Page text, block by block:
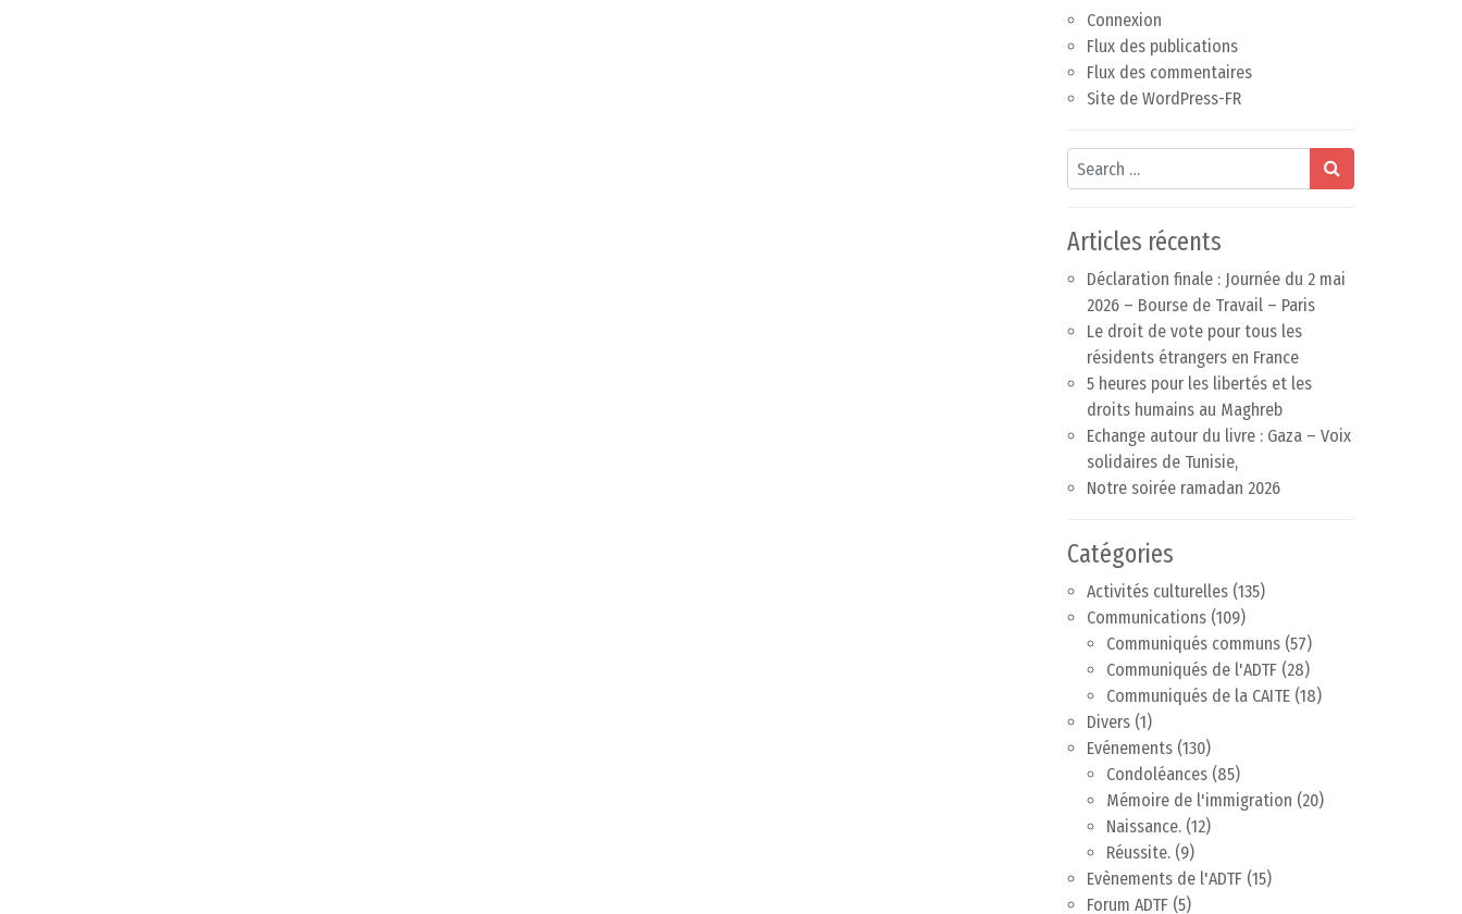
Connexion
Flux des publications
Flux des commentaires
Site de WordPress-FR
Search
Articles récents
Déclaration finale : Journée du 2 mai
2026 – Bourse de Travail – Paris
Le droit de vote pour tous les
résidents étrangers en France
5 heures pour les libertés et les
droits humains au Maghreb
Echange autour du livre : Gaza – Voix
solidaires de Tunisie,
Notre soirée ramadan 2026
Catégories
Activités culturelles (135)
Communications (109)
Communiqués communs (57)
Communiqués de l'ADTF (28)
Communiqués de la CAITE (18)
Divers (1)
Evénements (130)
Condoléances (85)
Mémoire de l'immigration (20)
Naissance. (12)
Réussite. (9)
Evènements de l'ADTF (15)
Forum ADTF (5)